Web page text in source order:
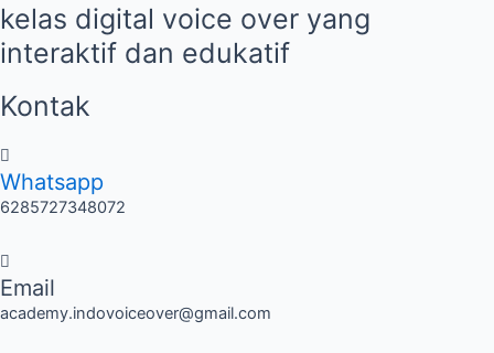
kelas digital voice over yang
interaktif dan edukatif
Kontak
Whatsapp
6285727348072
Email
academy.indovoiceover@gmail.com